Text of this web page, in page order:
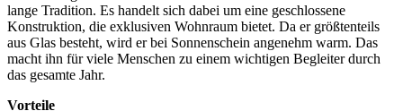
lange Tradition. Es handelt sich dabei um eine geschlossene
Konstruktion, die exklusiven Wohnraum bietet. Da er größtenteils
aus Glas besteht, wird er bei Sonnenschein angenehm warm. Das
macht ihn für viele Menschen zu einem wichtigen Begleiter durch
das gesamte Jahr.
Vorteile